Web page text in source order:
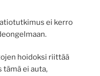
ei kerro
hoidoksi riittää
tämä ei auta,